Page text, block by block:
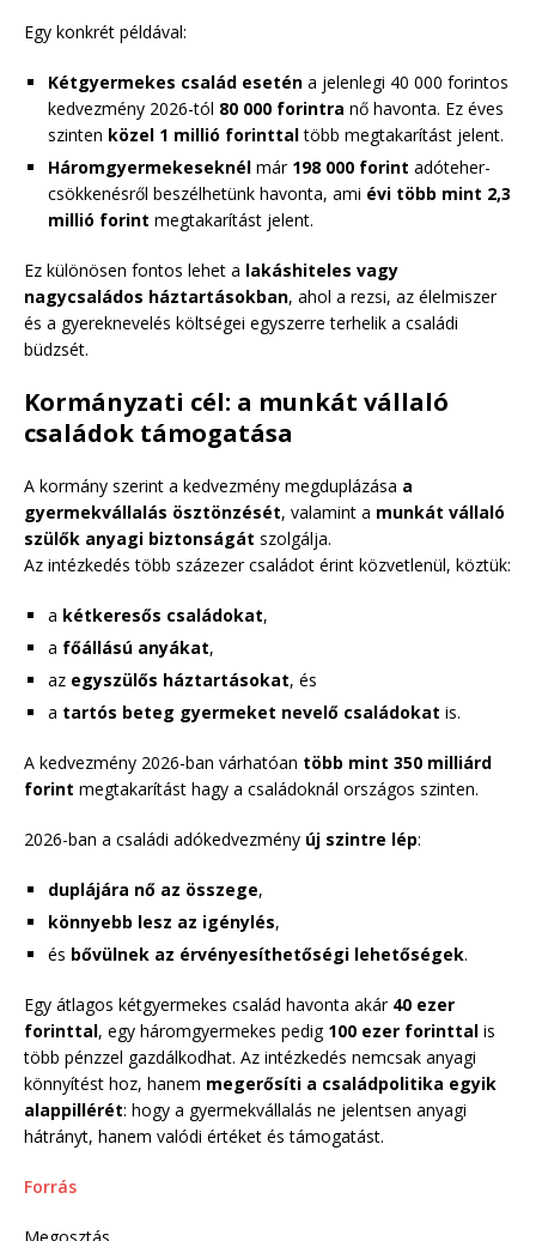
Egy konkrét példával:
Kétgyermekes család esetén a jelenlegi 40 000 forintos
kedvezmény 2026-tól 80 000 forintra nő havonta. Ez éves
szinten közel 1 millió forinttaltöbb megtakarítást jelent.
Háromgyermekeseknél már 198 000 forint adóteher-
csökkenésről beszélhetünk havonta, ami évi több mint 2,3
millió forint megtakarítást jelent.
Ez különösen fontos lehet a lakáshiteles vagy
nagycsaládos háztartásokban, ahol a rezsi, az élelmiszer
és a gyereknevelés költségei egyszerre terhelik a családi
büdzsét.
Kormányzati cél: a munkát vállaló
családok támogatása
A kormány szerint a kedvezmény megduplázása a
gyermekvállalás ösztönzését, valamint a munkát vállaló
szülők anyagi biztonságát szolgálja.
Az intézkedés több százezer családot érint közvetlenül, köztük:
a kétkeresős családokat,
a főállású anyákat,
az egyszülős háztartásokat, és
a tartós beteg gyermeket nevelő családokat is.
A kedvezmény 2026-ban várhatóan több mint 350 milliárd
forint megtakarítást hagy a családoknál országos szinten.
2026-ban a családi adókedvezmény új szintre lép:
duplájára nő az összege,
könnyebb lesz az igénylés,
és bővülnek az érvényesíthetőségi lehetőségek.
Egy átlagos kétgyermekes család havonta akár 40 ezer
forinttal, egy háromgyermekes pedig 100 ezer forinttal is
több pénzzel gazdálkodhat. Az intézkedés nemcsak anyagi
könnyítést hoz, hanem megerősíti a családpolitika egyik
alappillérét: hogy a gyermekvállalás ne jelentsen anyagi
hátrányt, hanem valódi értéket és támogatást.
Forrás